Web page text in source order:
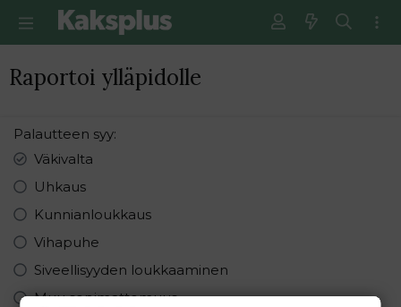
Raportoi ylläpidolle
Palautteen syy
Väkivalta
Uhkaus
Kunnianloukkaus
Vihapuhe
Siveellisyyden loukkaaminen
Muu sopimattomuus